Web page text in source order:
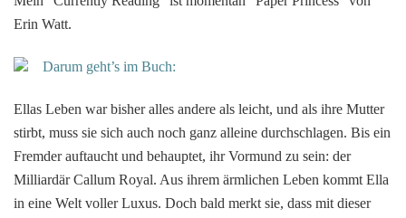
Erin Watt.
Darum geht’s im Buch:
Ellas Leben war bisher alles andere als leicht, und als ihre Mutter
stirbt, muss sie sich auch noch ganz alleine durchschlagen. Bis ein
Fremder auftaucht und behauptet, ihr Vormund zu sein: der
Milliardär Callum Royal. Aus ihrem ärmlichen Leben kommt Ella
in eine Welt voller Luxus. Doch bald merkt sie, dass mit dieser